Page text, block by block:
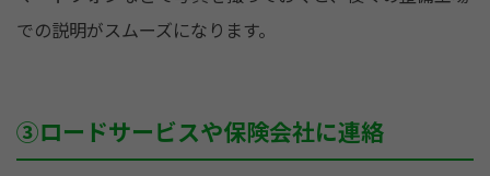
での説明がスムーズになります。
③ロードサービスや保険会社に連絡